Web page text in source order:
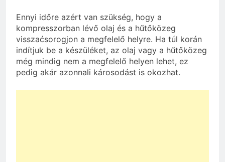
Ennyi időre azért van szükség, hogy a
kompresszorban lévő olaj és a hűtőközeg
visszaćsorogjon a megfelelő helyre. Ha túl korán
indítjuk be a készüléket, az olaj vagy a hűtőközeg
még mindig nem a megfelelő helyen lehet, ez
pedig akár azonnali károsodást is okozhat.